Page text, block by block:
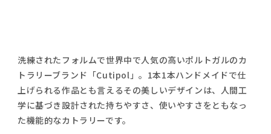
洗練されたフォルムで世界中で人気の高いポルトガルのカ
トラリーブランド「Cutipol」。1本1本ハンドメイドで仕
上げられる作品とも言えるその美しいデザインは、人間工
学に基づき設計された持ちやすさ、使いやすさをともなっ
た機能的なカトラリーです。